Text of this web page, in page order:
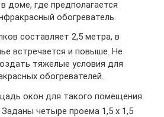
доме, где предполагается
обогреватель.
составляет 2,5 метра, в
встречается и повыше. Не
тяжелые условия для
обогревателей.
окон для такого помещения
четыре проема 1,5 х 1,5